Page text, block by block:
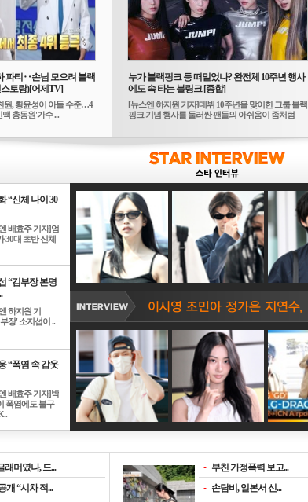
파티‥손님 모으려 블랙
토랑)[어제TV]
원, 황윤성이 아들 수준…4
총동원'가수 ...
누가 블랙핑크 등 떠밀었나? 완전체 10주년 행사
에도 속 타는 블링크 [종합]
[뉴스엔 하지원 기자]데뷔 10주년을 맞이한 그룹 블랙
핑크 기념 행사를 둘러싼 팬들의 아쉬움이 좀처럼
“신체 나이 30
배효주 기자]엄
30대 초반 신체
“김부장 본명
하지원 기
장' 소지섭이 ..
“폭염 속 갑옷
배효주 기자]박
폭염에도 불구
래머였나, 드...
개 “시차 적...
- 부친 가정폭력 보고...
- 손담비, 일본서 신...